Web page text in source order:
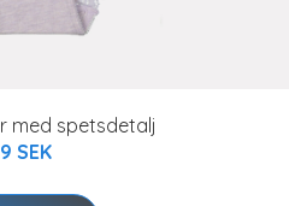
med spetsdetalj
SEK